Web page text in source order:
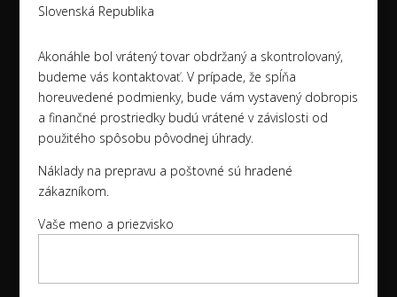
Slovenská Republika
Akonáhle bol vrátený tovar obdržaný a skontrolovaný,
budeme vás kontaktovať. V prípade, že spĺňa
horeuvedené podmienky, bude vám vystavený dobropis
a finančné prostriedky budú vrátené v závislosti od
použitého spôsobu pôvodnej úhrady.
Náklady na prepravu a poštovné sú hradené
zákazníkom.
Vaše meno a priezvisko